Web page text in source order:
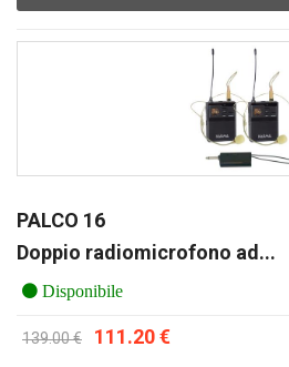
PALCO 16
Doppio radiomicrofono ad...
Disponibile
139.00 € 111.20 €